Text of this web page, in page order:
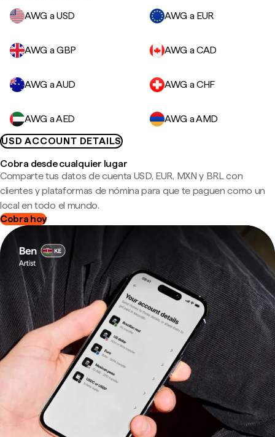
AWG a USD
AWG a EUR
AWG a GBP AWG a CAD
AWG a AUD AWG a CHF
AWG a AED
AWG a AMD
USD ACCOUNT DETAILS
Cobra desde cualquier lugar
Comparte tus datos de cuenta USD, EUR, MXN y BRL con
clientes y plataformas de nómina para que te paguen como un
local en todo el mundo.
Cobra hoy